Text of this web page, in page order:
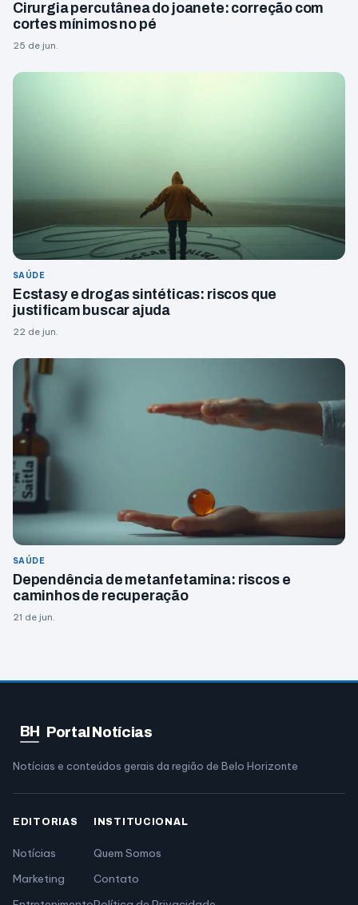
Cirurgia percutânea do joanete: correção com
cortes mínimos no pé
25 de jun.
SAÚDE
Ecstasy e drogas sintéticas: riscos que
justificam buscar ajuda
22 de jun.
SAÚDE
Dependência de metanfetamina: riscos e
caminhos de recuperação
21 de jun.
BH Portal Notícias
Notícias e conteúdos gerais da região de Belo Horizonte
EDITORIAS
Notícias
Marketing
INSTITUCIONAL
Quem Somos
Contato